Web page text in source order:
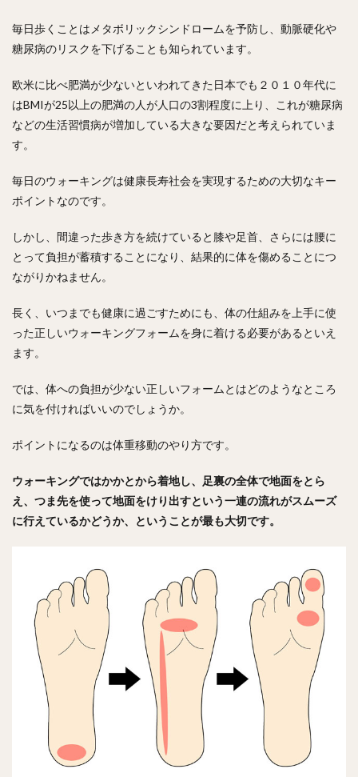
毎日歩くことはメタボリックシンドロームを予防し、動脈硬化や
糖尿病のリスクを下げることも知られています。
欧米に比べ肥満が少ないといわれてきた日本でも２０１０年代に
はBMIが25以上の肥満の人が人口の3割程度に上り、これが糖尿病
などの生活習慣病が増加している大きな要因だと考えられていま
す。
毎日のウォーキングは健康長寿社会を実現するための大切なキー
ポイントなのです。
しかし、間違った歩き方を続けていると膝や足首、さらには腰に
とって負担が蓄積することになり、結果的に体を傷めることにつ
ながりかねません。
長く、いつまでも健康に過ごすためにも、体の仕組みを上手に使
った正しいウォーキングフォームを身に着ける必要があるといえ
ます。
では、体への負担が少ない正しいフォームとはどのようなところ
に気を付ければいいのでしょうか。
ポイントになるのは体重移動のやり方です。
ウォーキングではかかとから着地し、足裏の全体で地面をとら
え、つま先を使って地面をけり出すという一連の流れがスムーズ
に行えているかどうか、ということが最も大切です。